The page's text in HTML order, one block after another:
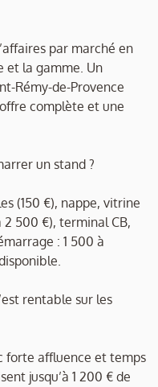
par marché en
et la gamme. Un
Rémy-de-Provence
complète et une
un stand ?
(150 €), nappe, vitrine
500 €), terminal CB,
: 1 500 à
rentable sur les
forte affluence et temps
jusqu’à 1 200 € de